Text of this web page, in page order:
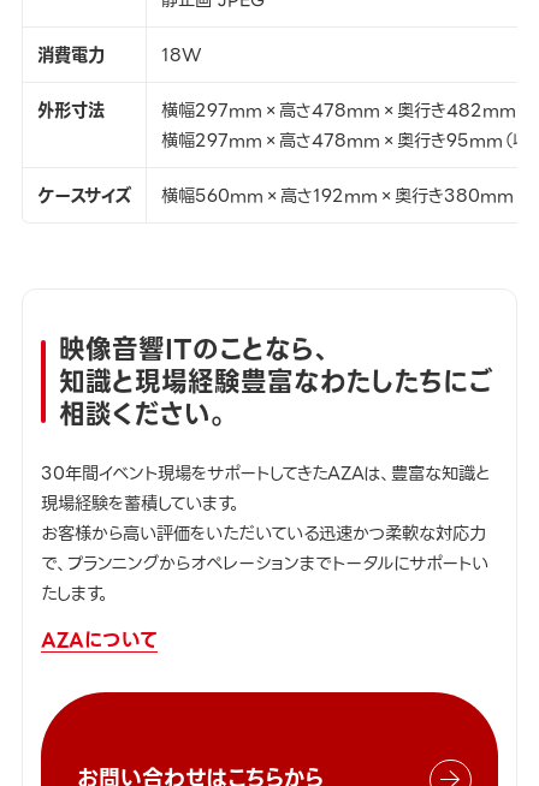
消費電力
18W
外形寸法
横幅297mm×高さ478mm×奥行き482mm（セ
横幅297mm×高さ478mm×奥行き95mm（収
ケースサイズ
横幅560mm×高さ192mm×奥行き380mm
映像音響ITのことなら、
知識と現場経験豊富なわたしたちにご
相談ください。
30年間イベント現場をサポートしてきたAZAは、豊富な知識と
現場経験を蓄積しています。
お客様から高い評価をいただいている迅速かつ柔軟な対応力
で、プランニングからオペレーションまでトータルにサポートい
たします。
AZAについて
お問い合わせはこちらから